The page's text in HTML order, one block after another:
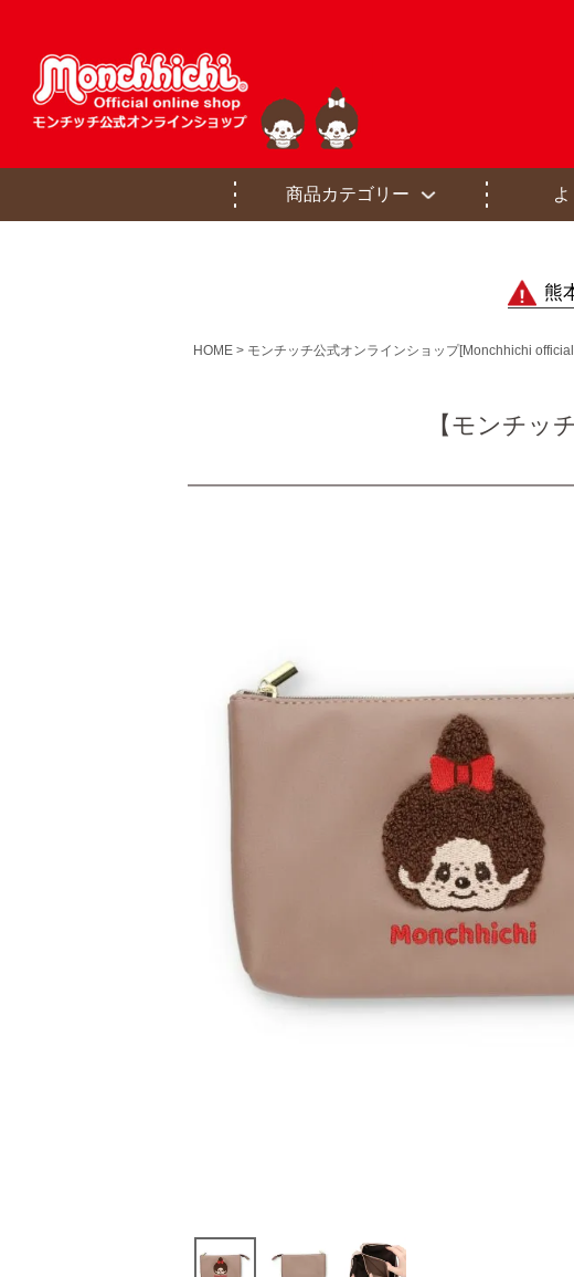
商品カテゴリー
熊
HOME モンチッチ公式オンラインショップ[Monchhichi
【モンチッ